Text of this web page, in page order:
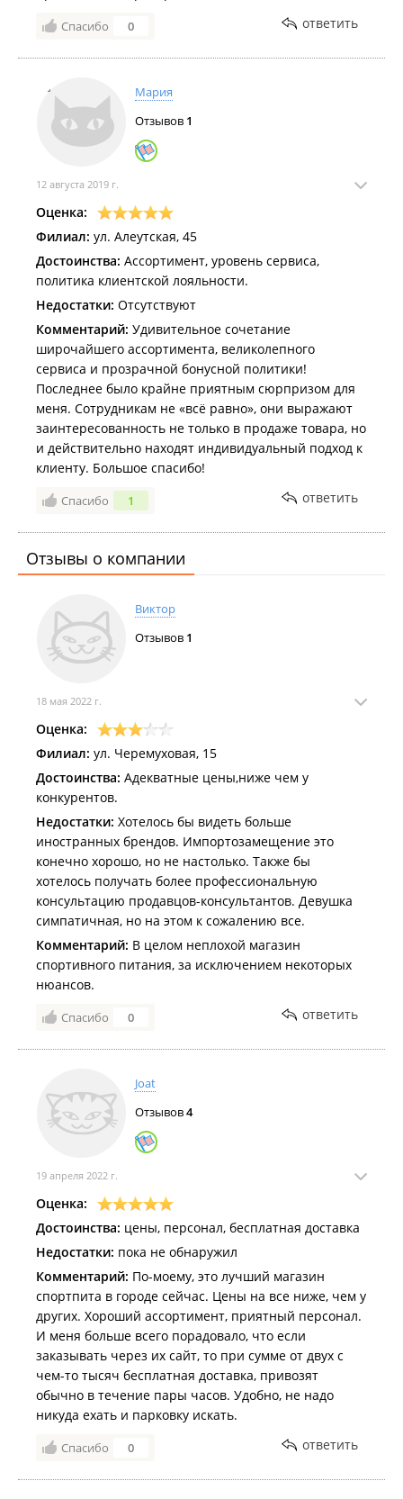
Спасибо 0 ответить
Мария
Отзывов 1
12 августа 2019 г.
Оценка:
Филиал: ул. Алеутская, 45
Достоинства: Ассортимент, уровень сервиса,
политика клиентской лояльности.
Недостатки: Отсутствуют
Комментарий: Удивительное сочетание
широчайшего ассортимента, великолепного
сервиса и прозрачной бонусной политики!
Последнее было крайне приятным сюрпризом для
меня. Сотрудникам не «всё равно», они выражают
заинтересованность не только в продаже товара, но
и действительно находят индивидуальный подход к
клиенту. Большое спасибо!
Спасибо 1 ответить
Отзывы о компании
Виктор
Отзывов 1
18 мая 2022 г.
Оценка:
Филиал: ул. Черемуховая, 15
Достоинства: Адекватные цены,ниже чем у
конкурентов.
Недостатки: Хотелось бы видеть больше
иностранных брендов. Импортозамещение это
конечно хорошо, но не настолько. Также бы
хотелось получать более профессиональную
консультацию продавцов-консультантов. Девушка
симпатичная, но на этом к сожалению все.
Комментарий: В целом неплохой магазин
спортивного питания, за исключением некоторых
нюансов.
Спасибо 0 ответить
Joat
Отзывов4
19 апреля 2022 г.
Оценка:
Достоинства: цены, персонал, бесплатная доставка
Недостатки: пока не обнаружил
Комментарий: По-моему, это лучший магазин
спортпита в городе сейчас. Цены на все ниже, чем у
других. Хороший ассортимент, приятный персонал.
И меня больше всего порадовало, что если
заказывать через их сайт, то при сумме от двух с
чем-то тысяч бесплатная доставка, привозят
обычно в течение пары часов. Удобно, не надо
никуда ехать и парковку искать.
Спасибо 0 ответить